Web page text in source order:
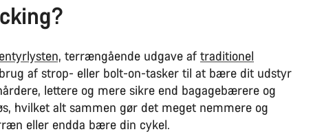
terrængående udgave af traditionel
af strop- eller bolt-on-tasker til at bære dit udstyr
lettere og mere sikre end bagagebærere og
hvilket alt sammen gør det meget nemmere og
eller endda bære din cykel.